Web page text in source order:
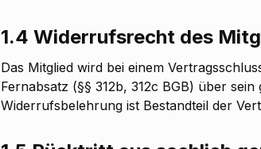
1.4 Widerrufsrecht des
Das Mitglied wird bei einem
Fernabsatz (§§ 312b, 312c BGB) über
Widerrufsbelehrung ist Bestandteil der